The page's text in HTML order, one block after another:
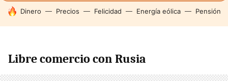
HOY SE HABLA DE
Dinero Precios Felicidad Energía eólica Pensión
Libre comercio con Rusia